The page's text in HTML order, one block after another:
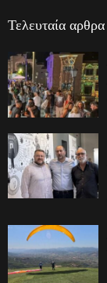
Τελευταία αρθρα